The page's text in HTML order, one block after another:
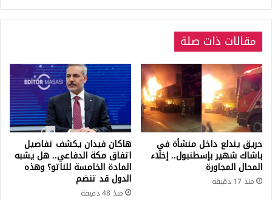
أسعار
مقالات ذات صلة
حريق يندلع داخل منشأة في
باشاك شهير بإسطنبول.. إخلاء
المحال المجاورة
منذ 17 دقيقة
هاكان فيدان يكشف تفاصيل
اتفاق مكة الدفاعي.. هل يشبه
المادة الخامسة للناتو؟ وهذه
الدول قد تنضم
منذ 48 دقيقة